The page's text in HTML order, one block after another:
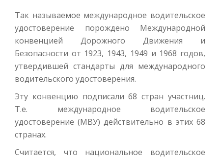
Так называемое международное водительское
удостоверение порождено Международной
конвенцией Дорожного Движения и
Безопасности от 1923, 1943, 1949 и 1968 годов,
утвердившей стандарты для международного
водительского удостоверения.
Эту конвенцию подписали 68 стран участниц.
Т.е. международное водительское
удостоверение (МВУ) действительно в этих 68
странах.
Считается, что национальное водительское